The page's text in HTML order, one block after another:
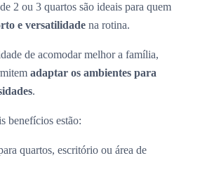
2 ou 3 quartos são ideais para quem
e versatilidade na rotina.
de acomodar melhor a família,
adaptar os ambientes para
.
benefícios estão:
quartos, escritório ou área de